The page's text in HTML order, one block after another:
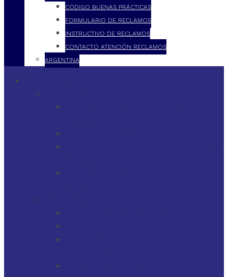
CÓDIGO BUENAS PRÁCTICAS
FORMULARIO DE RECLAMOS
INSTRUCTIVO DE RECLAMOS
CONTACTO ATENCIÓN RECLAMOS
ARGENTINA